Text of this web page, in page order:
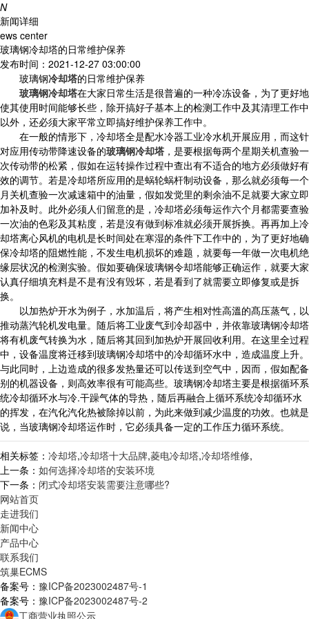
N
新闻详细
ews center
玻璃钢冷却塔的日常维护保养
发布时间：2021-12-27 03:00:00
玻璃钢冷却塔的日常维护保养
玻璃钢冷却塔在大家日常生活是很普遍的一种冷冻设备，为了更好地
使其使用时间能够长些，除开搞好子基本上的检测工作中及其清理工作中
以外，还必须大家平常立即搞好维护保养工作中。
在一般的情形下，冷却塔全是配水冷器工业冷水机开展应用，而这针
对应用传动带降速设备的玻璃钢冷却塔 ，是要根据每两个星期关机查验一
次传动带的松紧，假如在运转操作过程中查出有不适合的地方必须做好有
效的调节。若是冷却塔所应用的是蜗轮蜗杆制动设备，那么就必须每一个
月关机查验一次减速箱中的油量，假如发觉里的剩余油不足就要大家立即
加补及时。此外必须人们留意的是，冷却塔必须每运作六个月都需要查验
一次油的色彩及其粘度，若是沒有做到标准就必须开展拆换。再再加上冷
却塔离心风机的电机是长时间处在寒湿的条件下工作中的，为了更好地确
保冷却塔的阻燃性能，不发生电机损坏的难题，就要每一年做一次电机绝
缘层状况的检测实验。假如要确保玻璃钢令却塔能够正确运作，就要大家
认真仔细填充料是不是有没有毁坏，若是看到了就需要立即修复或是拆
换。
以加热炉开水为例子，水加温后，将产生相对性高溫的髙压蒸气，以
推动蒸汽轮机发电量。随后将工业废气到冷却器中，并依靠玻璃钢冷却塔
将有机废气转换为水，随后将其回到加热炉开展回收利用。在这里全过程
中，设备温度将迁移到玻璃钢冷却塔中的冷却循环水中，造成温度上升。
与此同时，上边造成的很多发热量还可以传送到空气中，因而，假如配备
别的机器设备，则高效率很有可能高些。玻璃钢冷却塔主要是根据循环系
统冷却循环水与冷.干躁气体的导热，随后再融合上循环系统冷却循环水
的挥发，在汽化汽化热被除掉以前，为此来做到减少温度的功效。也就是
说，当玻璃钢冷却塔运作时，它必须具备一定的工作压力循环系统。
相关标签： 冷却塔,冷却塔十大品牌,菱电冷却塔,冷却塔维修,
上一条： 如何选择冷却塔的安装环境
下一条： 闭式冷却塔安装需要注意哪些?
网站首页
走进我们
新闻中心
产品中心
联系我们
筑巢ECMS
备案号： 豫ICP备2023002487号-1
备案号： 豫ICP备2023002487号-2
工商营业执照公示